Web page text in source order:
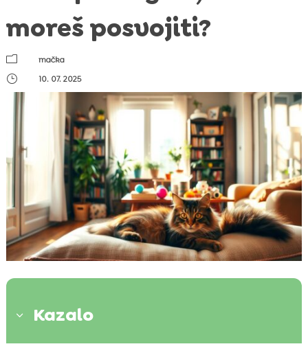
moreš posvojiti?
m
mačka
}
10. 07. 2025
3 Kazalo